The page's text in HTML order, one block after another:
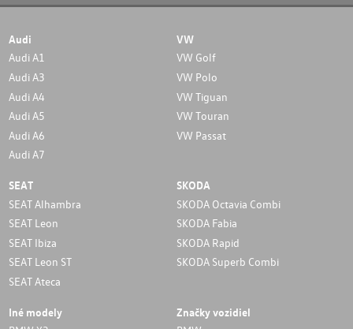
Audi
Audi A1
Audi A3
Audi A4
Audi A5
Audi A6
Audi A7
VW
VW Golf
VW Polo
VW Tiguan
VW Touran
VW Passat
SEAT
SEAT Alhambra
SEAT Leon
SEAT Ibiza
SEAT Leon ST
SEAT Ateca
SKODA
SKODA Octavia Combi
SKODA Fabia
SKODA Rapid
SKODA Superb Combi
Iné modely Značky vozidiel